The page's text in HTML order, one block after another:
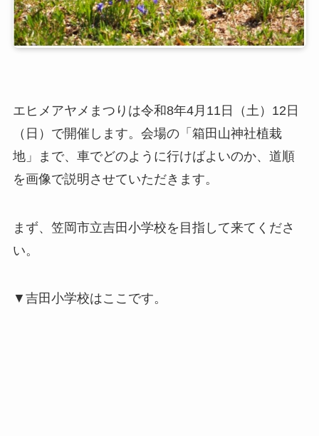
エヒメアヤメまつりは令和8年4月11日（土）12日
（日）で開催します。会場の「箱田山神社植栽
地」まで、車でどのように行けばよいのか、道順
を画像で説明させていただきます。
まず、笠岡市立吉田小学校を目指して来てくださ
い。
▼吉田小学校はここです。